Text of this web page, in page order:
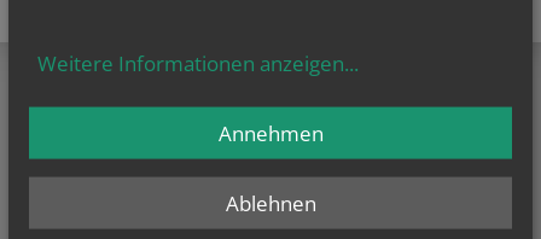
Färbermühlg. 6
1230 Wien
Weitere Informationen anzeigen...
Ablehnen
Annehmen